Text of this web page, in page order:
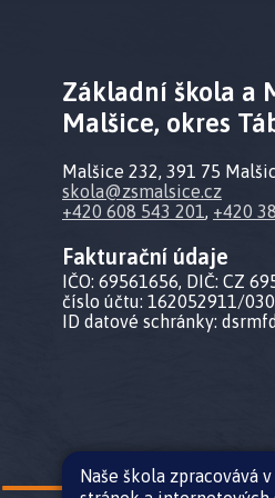
Základní škola a
Malšice, okres
Malšice 232, 391 75
skola@zsmalsice.cz
+420 608 543 201, +420
Fakturační údaje
IČO: 69561656, DIČ: CZ
číslo účtu: 162052911/
ID datové schránky:
Naše škola zpracovává